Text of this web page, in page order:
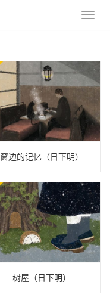
窗边的记忆（日下明）
树屋（日下明）